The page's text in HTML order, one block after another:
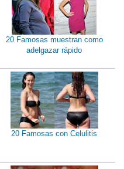
20 Famosas muestran como
adelgazar rápido
20 Famosas con Celulitis